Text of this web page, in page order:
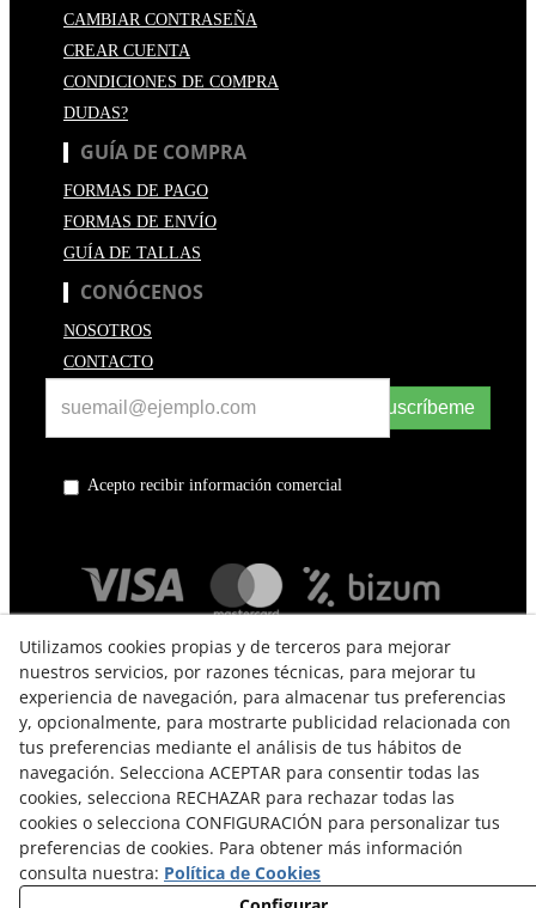
CAMBIAR CONTRASEÑA
CREAR CUENTA
CONDICIONES DE COMPRA
DUDAS?
GUÍA DE COMPRA
FORMAS DE PAGO
FORMAS DE ENVÍO
GUÍA DE TALLAS
CONÓCENOS
NOSOTROS
CONTACTO
Suscríbeme
Acepto recibir información comercial
TÉRMINOS Y CONDICIONES DE USO
POLÍTICA DE PRIVACIDAD
POLÍTICA DE COOKIES
Utilizamos cookies propias y de terceros para mejorar
nuestros servicios, por razones técnicas, para mejorar tu
experiencia de navegación, para almacenar tus preferencias
y, opcionalmente, para mostrarte publicidad relacionada con
tus preferencias mediante el análisis de tus hábitos de
navegación. Selecciona ACEPTAR para consentir todas las
cookies, selecciona RECHAZAR para rechazar todas las
cookies o selecciona CONFIGURACIÓN para personalizar tus
preferencias de cookies. Para obtener más información
consulta nuestra: Política de Cookies